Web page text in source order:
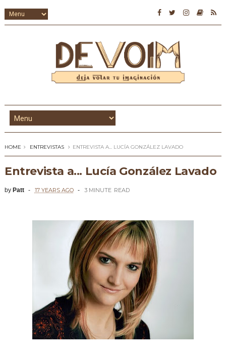
HOME ENTREVISTAS ENTREVISTA A... LUCÍA GONZÁLEZ LAVADO
Entrevista a... Lucía González Lavado
by Patt 17 YEARS AGO 3 MINUTE READ